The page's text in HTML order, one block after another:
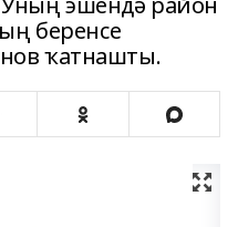
беренсе
ҡатнашты.